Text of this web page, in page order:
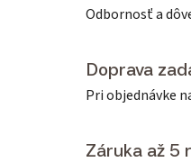
Odbornosť a
Doprava
Pri objednávke
Záruka až 5